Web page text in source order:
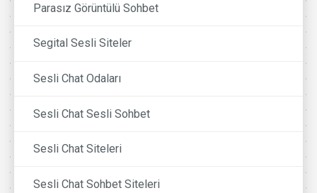
Parasız Görüntülü Sohbet
Segital Sesli Siteler
Sesli Chat Odaları
Sesli Chat Sesli Sohbet
Sesli Chat Siteleri
Sesli Chat Sohbet Siteleri